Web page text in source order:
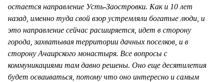
остается направление Усть-Заостровки. Как и 10 лет
назад, именно туда свой взор устремляли богатые люди, и
это направление сейчас расширяется, идет в сторону
города, захватывая территории дачных поселков, и в
сторону Ачаирского монастыря. Все вопросы с
коммуникациями там давно решены. Оно еще десятилетия
будет осваиваться, потому что оно интересно и самым